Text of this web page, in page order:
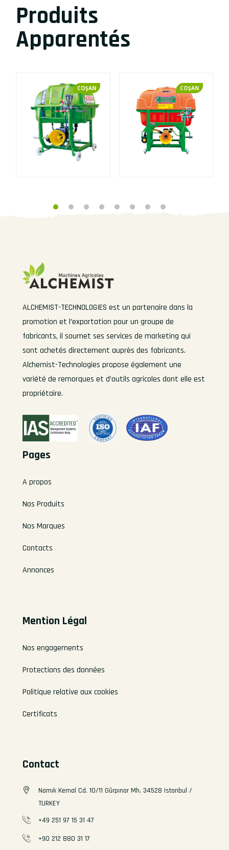
Produits
Apparentés
COŞAN COŞAN
ALCHEMIST-TECHNOLOGIES est un partenaire dans la
promotion et l’exportation pour un groupe de
fabricants, il soumet ses services de marketing qui
sont achetés directement auprès des fabricants.
Alchemist-Technologies propose également une
variété de remorques et d’outils agricoles dont elle est
propriétaire.
Pages
A propos
Nos Produits
Nos Marques
Contacts
Annonces
Mention Légal
Nos engagements
Protections des données
Politique relative aux cookies
Certificats
Contact
Namık Kemal Cd. 10/11 Gürpınar Mh. 34528 Istanbul /
TURKEY
+49 251 97 15 31 47
+90 212 880 31 17